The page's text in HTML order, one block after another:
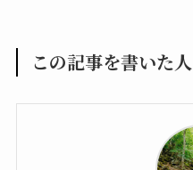
この記事を書いた人